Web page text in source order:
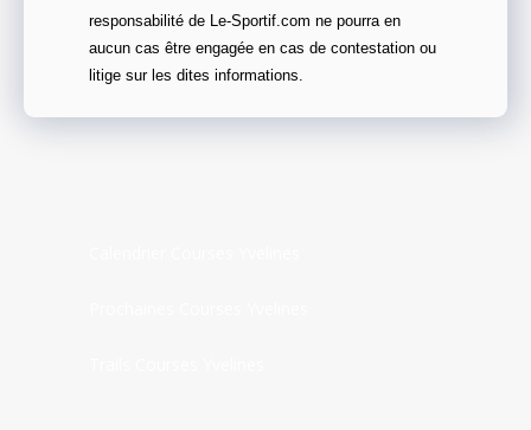
responsabilité de Le-Sportif.com ne pourra en
aucun cas être engagée en cas de contestation ou
litige sur les dites informations.